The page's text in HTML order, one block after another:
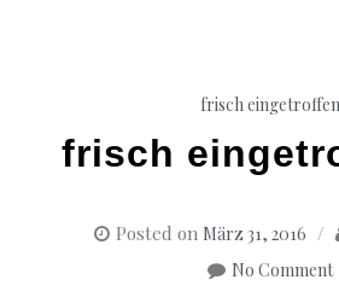
frisch eingetroffen
frisch
Posted on März 31, 2016
No Comment